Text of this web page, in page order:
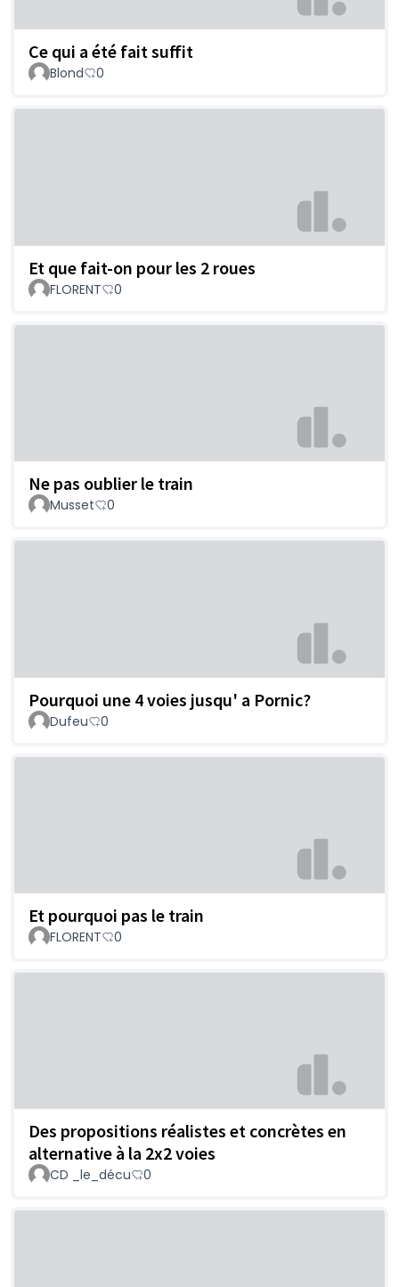
Ce qui a été fait suffit
Blond 0
Et que fait-on pour les 2 roues
FLORENT 0
Ne pas oublier le train
Musset 0
Pourquoi une 4 voies jusqu' a Pornic?
Dufeu 0
Et pourquoi pas le train
FLORENT 0
Des propositions réalistes et concrètes en
alternative à la 2x2 voies
CD _le_décu 0